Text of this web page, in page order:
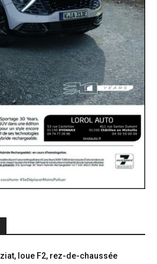
loue F2, rez-de-chaussée